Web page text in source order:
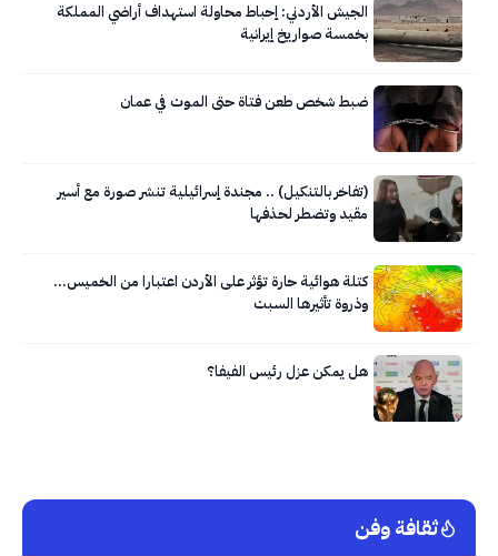
الجيش الأردني: إحباط محاولة استهداف أراضي المملكة
بخمسة صواريخ إيرانية
ضبط شخص طعن فتاة حتى الموت في عمان
(تفاخر بالتنكيل) .. مجندة إسرائيلية تنشر صورة مع أسير
مقيد وتضطر لحذفها
كتلة هوائية حارة تؤثر على الأردن اعتبارا من الخميس…
وذروة تأثيرها السبت
هل يمكن عزل رئيس الفيفا؟
ثقافة وفن